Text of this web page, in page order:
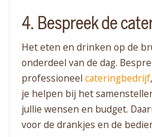
4. Bespreek de
Het eten en drinken op de
onderdeel van de dag.
professioneel cateringbedrijf
je helpen bij het
jullie wensen en budget.
voor de drankjes en de